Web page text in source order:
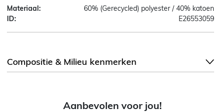
Materiaal:
60% (Gerecycled) polyester / 40% katoen
ID:
E26553059
Compositie & Milieu kenmerken
Aanbevolen voor jou!